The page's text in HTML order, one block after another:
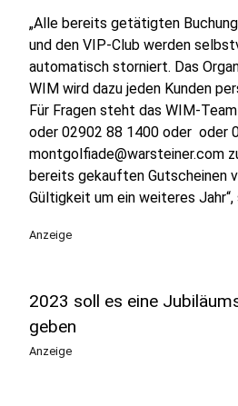
„Alle bereits getätigten
und den VIP-Club werden
automatisch storniert. Das
WIM wird dazu jeden Kunden
Für Fragen steht das WIM-
oder 02902 88 1400 oder oder
montgolfiade@warsteiner.com
bereits gekauften Gutscheinen
Gültigkeit um ein weiteres Jahr“,
Anzeige
2023 soll es eine
geben
Anzeige